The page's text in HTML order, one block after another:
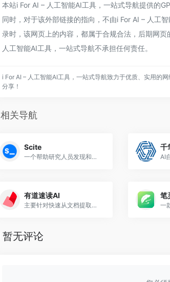
本站i For AI – 人工智能AI工具，一站式导航提供的
同时，对于该外部链接的指向，不由i For AI – 人工
录时，该网页上的内容，都属于合规合法，后期网
人工智能AI工具，一站式导航不承担任何责任。
i For AI – 人工智能AI工具，一站式导航致力于优质、实用的
分享！
相关导航
Scite
一个帮助研究人员发现和理解研究文章的平台
千
有道速读AI
主要针对快速从文档提取，定位，汇总信息，为您提供ai阅读论文，论文阅读软件等一站式论文、文档速读方面的问题。
笔
暂无评论